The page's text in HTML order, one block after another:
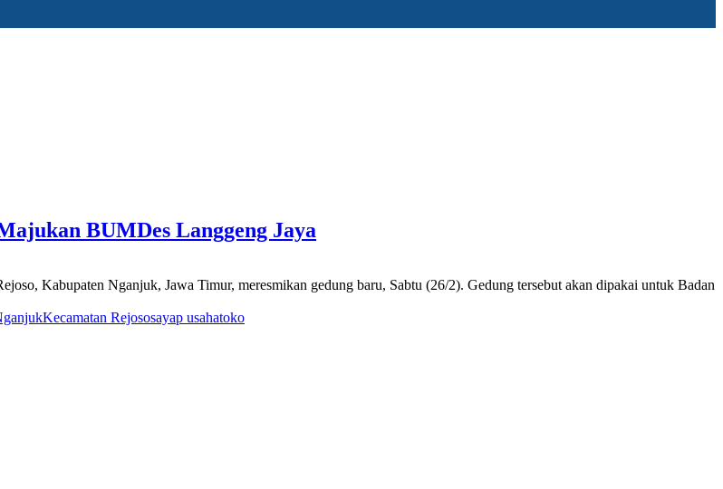
BUMDes Langgeng Jaya
Kabupaten Nganjuk, Jawa Timur, meresmikan gedung baru, Sabtu (26/2). Gedung tersebut akan dipakai untuk Badan
Kecamatan Rejososayap usahatoko